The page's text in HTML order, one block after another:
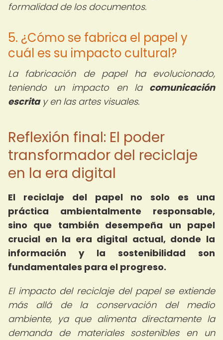
formalidad de los documentos.
5. ¿Cómo se fabrica el papel y
cuál es su impacto cultural?
La fabricación de papel ha evolucionado,
teniendo un impacto en la comunicación
escritay en las artes visuales.
Reflexión final: El poder
transformador del reciclaje
en la era digital
El reciclaje del papel no solo es una
práctica ambientalmente responsable,
sino que también desempeña un papel
crucial en la era digital actual, donde la
información y la sostenibilidad son
fundamentales para el progreso.
El impacto del reciclaje del papel se extiende
más allá de la conservación del medio
ambiente, ya que alimenta directamente la
demanda de materiales sostenibles en un